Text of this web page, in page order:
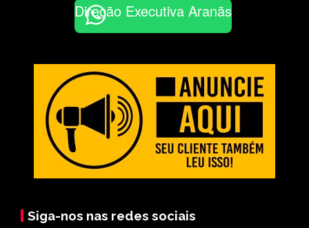
Direção Executiva Aranãs
Siga-nos nas redes sociais